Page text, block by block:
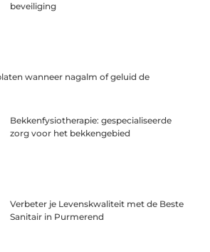
beveiliging
wanneer nagalm of geluid de
Bekkenfysiotherapie: gespecialiseerde
zorg voor het bekkengebied
Verbeter je Levenskwaliteit met de Beste
Sanitair in Purmerend